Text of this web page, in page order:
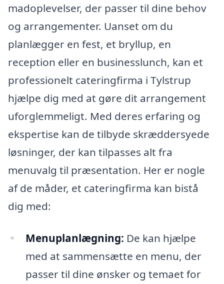
madoplevelser, der passer til dine behov
og arrangementer. Uanset om du
planlægger en fest, et bryllup, en
reception eller en businesslunch, kan et
professionelt cateringfirma i Tylstrup
hjælpe dig med at gøre dit arrangement
uforglemmeligt. Med deres erfaring og
ekspertise kan de tilbyde skræddersyede
løsninger, der kan tilpasses alt fra
menuvalg til præsentation. Her er nogle
af de måder, et cateringfirma kan bistå
dig med:
Menuplanlægning: De kan hjælpe
med at sammensætte en menu, der
passer til dine ønsker og temaet for